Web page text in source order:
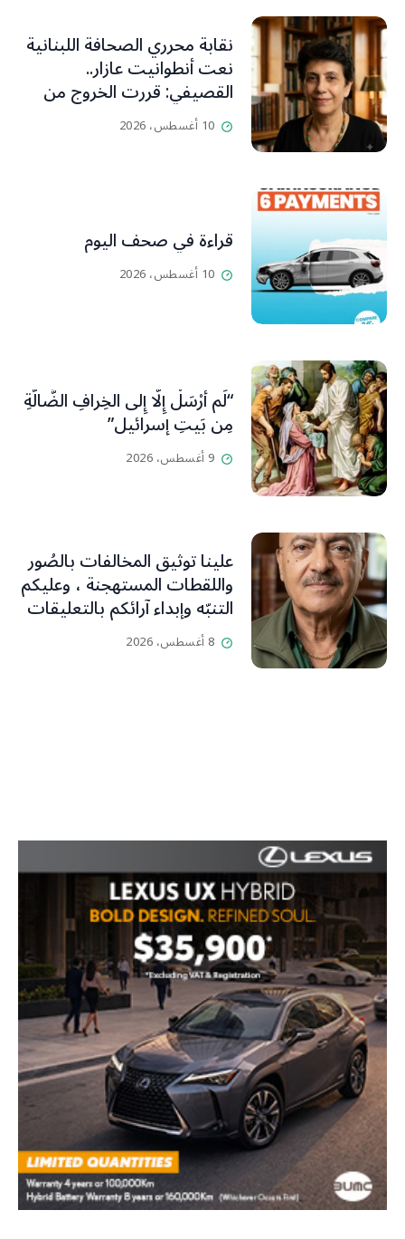
نقابة محرري الصحافة اللبنانية
نعت أنطوانيت عازار..
القصيفي: قررت الخروج من
عزلتها والإنطلاق إلى عالم
أفضل ينسيها ما سامته من
10 أغسطس، 2026
قراءة في صحف اليوم
10 أغسطس، 2026
“لَم أُرْسَلْ إِلَّا إِلى الخِرافِ الضَّالَّةِ
مِن بَيتِ إسرائيل”
9 أغسطس، 2026
علينا توثيق المخالفات بالصُور
واللقطات المستهجنة ، وعليكم
التنبّه وإبداء آرائكم بالتعليقات
(جورج صبّاغ)
8 أغسطس، 2026